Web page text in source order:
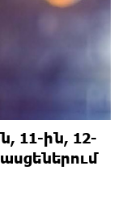
11-ին, 12-